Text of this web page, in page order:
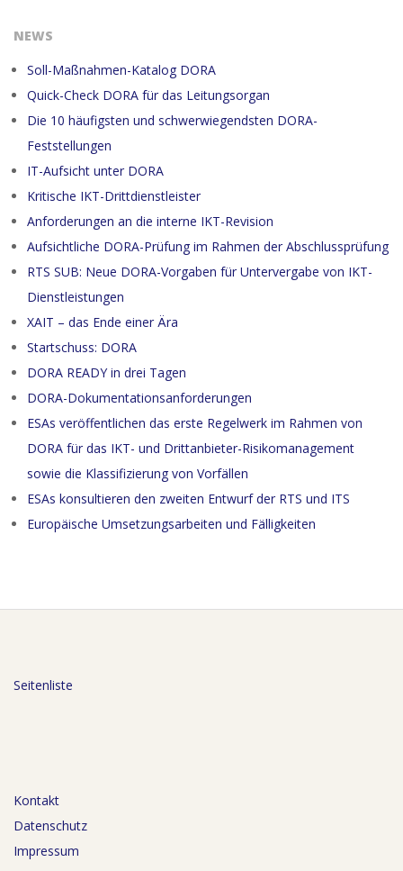
NEWS
Soll-Maßnahmen-Katalog DORA
Quick-Check DORA für das Leitungsorgan
Die 10 häufigsten und schwerwiegendsten DORA-
Feststellungen
IT-Aufsicht unter DORA
Kritische IKT-Drittdienstleister
Anforderungen an die interne IKT-Revision
Aufsichtliche DORA-Prüfung im Rahmen der Abschlussprüfung
RTS SUB: Neue DORA-Vorgaben für Untervergabe von IKT-
Dienstleistungen
XAIT – das Ende einer Ära
Startschuss: DORA
DORA READY in drei Tagen
DORA-Dokumentationsanforderungen
ESAs veröffentlichen das erste Regelwerk im Rahmen von
DORA für das IKT- und Drittanbieter-Risikomanagement
sowie die Klassifizierung von Vorfällen
ESAs konsultieren den zweiten Entwurf der RTS und ITS
Europäische Umsetzungsarbeiten und Fälligkeiten
Seitenliste
Kontakt
Datenschutz
Impressum